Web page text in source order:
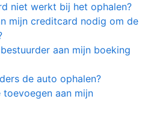
niet werkt bij het ophalen?
mijn creditcard nodig om de
aan mijn boeking
de auto ophalen?
aan mijn